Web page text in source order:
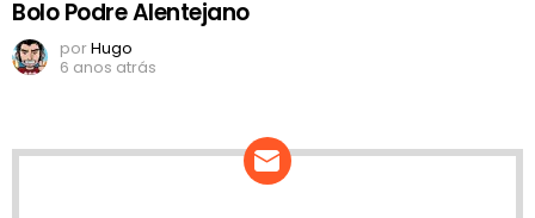
Bolo Podre Alentejano
porHugo
6 anos atrás